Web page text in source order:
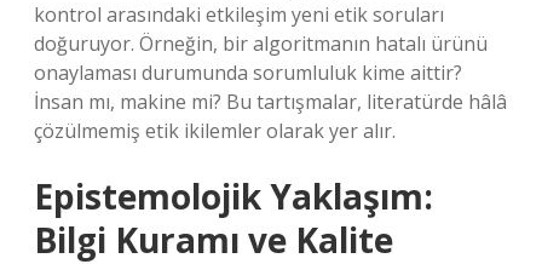
kontrol arasındaki etkileşim yeni etik soruları
doğuruyor. Örneğin, bir algoritmanın hatalı ürünü
onaylaması durumunda sorumluluk kime aittir?
İnsan mı, makine mi? Bu tartışmalar, literatürde hâlâ
çözülmemiş etik ikilemler olarak yer alır.
Epistemolojik Yaklaşım:
Bilgi Kuramı ve Kalite